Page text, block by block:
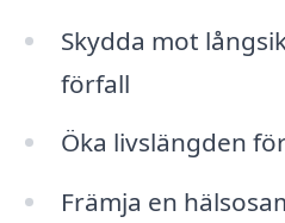
Skydda mot
förfall
Öka livslängden
Främja en